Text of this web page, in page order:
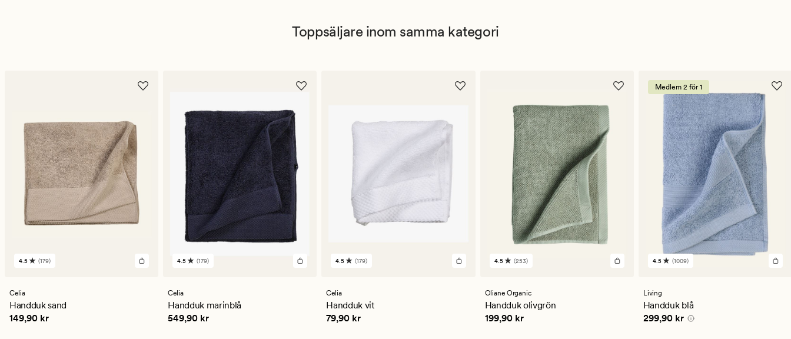
Toppsäljare inom samma kategori
179
ett
genomsnittligt
betyg
på
4.5 (179)
Celia
Handduk sand
Pris 149,90 kr
149,90 kr
179
ett
genomsnittligt
betyg
på
4.5 (179)
Celia
Handduk marinblå
Pris 549,90 kr
549,90 kr
179
ett
genomsnittligt
betyg
på
4.5 (179)
Celia
Handduk vit
Pris 79,90 kr
79,90 kr
253
ett
genomsnittligt
betyg
på
4.5 (253)
Oliane Organic
Handduk olivgrön
Pris 199,90 kr
199,90 kr
Medlem 2 för 1
1009
ett
genomsnittligt
betyg
på
4.5 (1009)
Living
Handduk blå
Pris 299,90 kr
299,90 kr